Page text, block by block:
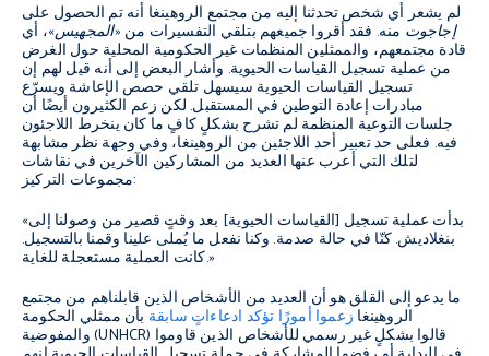
لم يشعر أي شخص تحدثنا إليه من مجتمع الروهينغا أنه تم الحصول على
إجاجوت منه. فقد أقروا جميعهم بتلقي التفسيرات من «المجهيس»، أي
قادة مجتمعهم، والممثلين المنظمات غير الحكومية المحلية حول الغرض
من عملية تسجيل القياسات الحيوية. وأشار البعض إلى أنه قيل لهم إن
تسجيل القياسات الحيوية سيسهل تلقي حصص الإعاشة ويسرّع
مبادرات إعادة التوطين في المستقبل. لكن زعم الكثيرون أيضًا أن
جلسات التوعية المنظمة لم تشرح بشكلٍ كافٍ ما كان ينخرط اللاجئون
فيه. فعلى حد تعبير أحد اللاجئين من الروهينغا، وفي وجهة نظر مشابهة
لتلك التي أعرب عنها العديد من المشاركين الآخرين في نقاشات
مجموعات التركيز:
«بدأت عملية تسجيل [القياسات الحيوية] بعد وقتٍ قصير من وصولنا إلى
بنغلاديش. كنّا في حالة صدمة. وكنا نفعل ما يُملى علينا وقمنا بالتسجيل.
كانت العملية مستعجلة للغاية.»
ما يدعو إلى القلق هو أن العديد من الأشخاص الذين قابلناهم من مجتمع
الروهينغا زعموا أمورًا تؤكد ادعاءاتٍ سابقة بأن ممثلي الحكومة
والمفوضية (UNHCR) قالوا بشكلٍ غير رسمي للأشخاص الذين قاوموا